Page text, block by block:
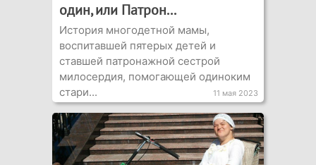
один, или Патрон...
История многодетной мамы,
воспитавшей пятерых детей и
ставшей патронажной сестрой
милосердия, помогающей одиноким
стари...
11 мая 2023